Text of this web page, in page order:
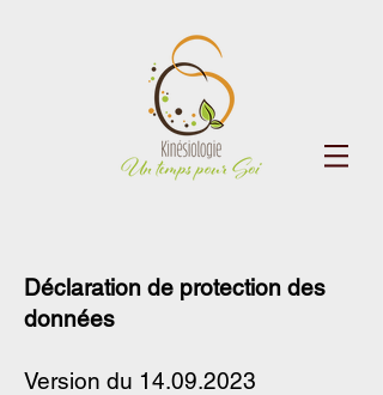
Déclaration de protection des
données
Version du 14.09.2023